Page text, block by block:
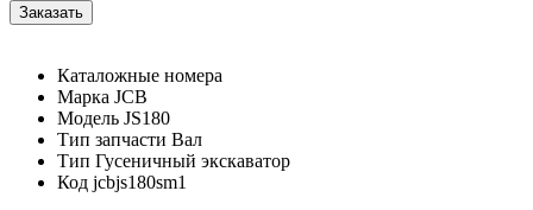
Каталожные номера
Марка JCB
Модель JS180
Тип запчасти Вал
Тип Гусеничный экскаватор
Код jcbjs180sm1